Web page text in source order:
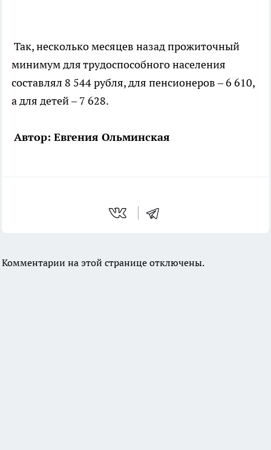
Так, несколько месяцев назад прожиточный
минимум для трудоспособного населения
составлял 8 544 рубля, для пенсионеров – 6 610,
а для детей – 7 628.
Автор: Евгения Ольминская
Комментарии на этой странице отключены.